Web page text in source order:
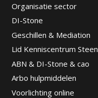
Organisatie sector
DI-Stone
Geschillen & Mediation
Lid Kenniscentrum Steen
ABN & DI-Stone & cao
Arbo hulpmiddelen
Voorlichting online